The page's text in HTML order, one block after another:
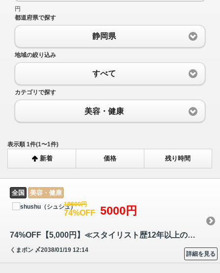
円
都道府県で探す
静岡県
地域の絞り込み
すべて
カテゴリで探す
美容・健康
表示順 1件(1〜1件)
新着 価格 残り時間
全国 美容・健康
19600円
74%OFF 5000円
74%OFF【5,000円】≪スタイリスト歴12年以上のオーナーによる実力派オーガ…
くまポン 〆2038/01/19 12:14
詳細を見る